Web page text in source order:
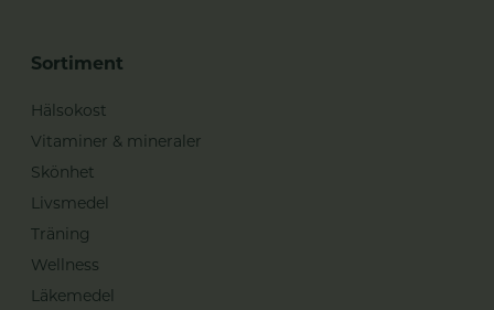
Sortiment
Hälsokost
Vitaminer & mineraler
Skönhet
Livsmedel
Träning
Wellness
Läkemedel